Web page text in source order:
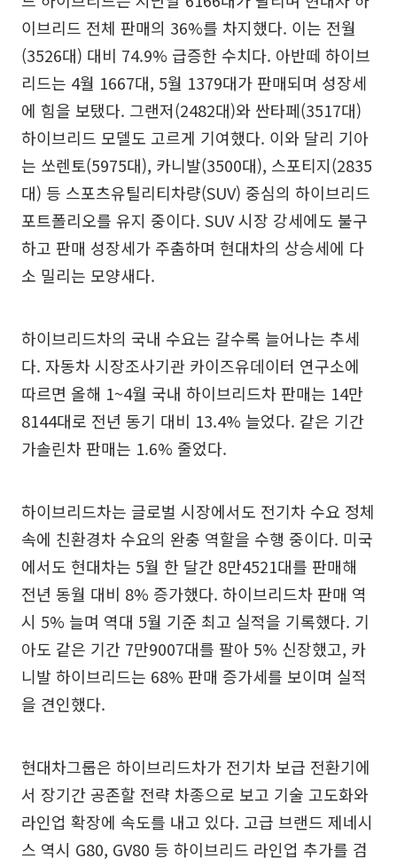
이브리드 전체 판매의 36%를 차지했다. 이는 전월
(3526대) 대비 74.9% 급증한 수치다. 아반떼 하이브
리드는 4월 1667대, 5월 1379대가 판매되며 성장세
에 힘을 보탰다. 그랜저(2482대)와 싼타페(3517대)
하이브리드 모델도 고르게 기여했다. 이와 달리 기아
는 쏘렌토(5975대), 카니발(3500대), 스포티지(2835
대) 등 스포츠유틸리티차량(SUV) 중심의 하이브리드
포트폴리오를 유지 중이다. SUV 시장 강세에도 불구
하고 판매 성장세가 주춤하며 현대차의 상승세에 다
소 밀리는 모양새다.
하이브리드차의 국내 수요는 갈수록 늘어나는 추세
다. 자동차 시장조사기관 카이즈유데이터 연구소에
따르면 올해 1~4월 국내 하이브리드차 판매는 14만
8144대로 전년 동기 대비 13.4% 늘었다. 같은 기간
가솔린차 판매는 1.6% 줄었다.
하이브리드차는 글로벌 시장에서도 전기차 수요 정체
속에 친환경차 수요의 완충 역할을 수행 중이다. 미국
에서도 현대차는 5월 한 달간 8만4521대를 판매해
전년 동월 대비 8% 증가했다. 하이브리드차 판매 역
시 5% 늘며 역대 5월 기준 최고 실적을 기록했다. 기
아도 같은 기간 7만9007대를 팔아 5% 신장했고, 카
니발 하이브리드는 68% 판매 증가세를 보이며 실적
을 견인했다.
현대차그룹은 하이브리드차가 전기차 보급 전환기에
서 장기간 공존할 전략 차종으로 보고 기술 고도화와
라인업 확장에 속도를 내고 있다. 고급 브랜드 제네시
스 역시 G80, GV80 등 하이브리드 라인업 추가를 검